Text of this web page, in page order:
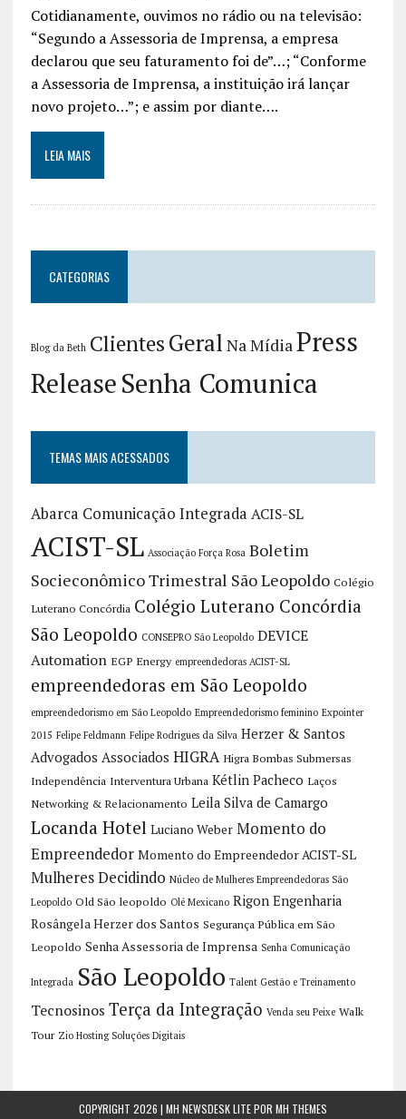
Cotidianamente, ouvimos no rádio ou na televisão:
“Segundo a Assessoria de Imprensa, a empresa
declarou que seu faturamento foi de”…; “Conforme
a Assessoria de Imprensa, a instituição irá lançar
novo projeto…”; e assim por diante….
LEIA MAIS
CATEGORIAS
Blog da Beth ClientesGeral Na MídiaPress
ReleaseSenha Comunica
TEMAS MAIS ACESSADOS
Abarca Comunicação Integrada ACIS-SL
ACIST-SL Associação Força Rosa Boletim
Socieconômico Trimestral São Leopoldo Colégio
Luterano Concórdia Colégio Luterano Concórdia
São Leopoldo CONSEPRO São Leopoldo DEVICE
Automation EGP Energy empreendedoras ACIST-SL
empreendedoras em São Leopoldo
empreendedorismo em São Leopoldo Empreendedorismo feminino Expointer
2015 Felipe Feldmann Felipe Rodrigues da Silva Herzer & Santos
Advogados Associados HIGRA Higra Bombas Submersas
Independência Interventura Urbana Kétlin Pacheco Laços
Networking & Relacionamento Leila Silva de Camargo
Locanda Hotel Luciano Weber Momento do
Empreendedor Momento do Empreendedor ACIST-SL
Mulheres Decidindo Núcleo de Mulheres Empreendedoras São
Leopoldo Old São leopoldo Olé Mexicano Rigon Engenharia
Rosângela Herzer dos Santos Segurança Pública em São
Leopoldo Senha Assessoria de Imprensa Senha Comunicação
Integrada São Leopoldo Talent Gestão e Treinamento
Tecnosinos Terça da Integração Venda seu Peixe Walk
Tour Zio Hosting Soluções Digitais
COPYRIGHT 2026 | MH NEWSDESK LITE POR MH THEMES